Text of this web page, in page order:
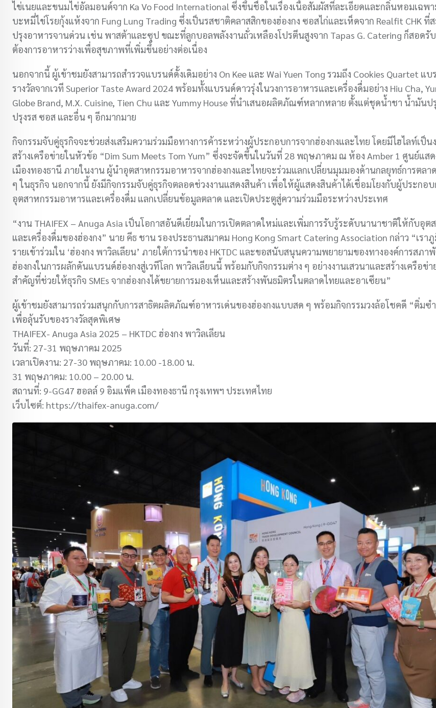
ไข่เนยและขนมไข่อัลมอนด์จาก Ka Vo Food International ซึ่งขึ้นชื่อในเรื่องเนื้อสัมผัสที่ละเอียดและกลิ่นหอมเฉพา
บะหมี่ไข่โรยกุ้งแห้งจาก Fung Lung Trading ซึ่งเป็นรสชาติคลาสสิกของฮ่องกง ซอสไก่และเห็ดจาก Realfit CHK ที่
ปรุงอาหารจานด่วน เช่น พาสต้าและซุป ขณะที่ลูกบอลพลังงานถั่วเหลืองโปรตีนสูงจาก Tapas G. Catering ก็สอดรั
ต้องการอาหารว่างเพื่อสุขภาพที่เพิ่มขึ้นอย่างต่อเนื่อง
นอกจากนี้ ผู้เข้าชมยังสามารถสำรวจแบรนด์ดั้งเดิมอย่าง On Kee และ Wai Yuen Tong รวมถึง Cookies Quartet แ
รางวัลจากเวที Superior Taste Award 2024 พร้อมทั้งแบรนด์ดาวรุ่งในวงการอาหารและเครื่องดื่มอย่าง Hiu Cha,
Globe Brand, M.X. Cuisine, Tien Chu และ Yummy House ที่นำเสนอผลิตภัณฑ์หลากหลาย ตั้งแต่ชุดน้ำชา น้ำมันป
ปรุงรส ซอส และอื่น ๆ อีกมากมาย
กิจกรรมจับคู่ธุรกิจจะช่วยส่งเสริมความร่วมมือทางการค้าระหว่างผู้ประกอบการจากฮ่องกงและไทย โดยมีไฮไลท์เป็น
สร้างเครือข่ายในหัวข้อ “Dim Sum Meets Tom Yum” ซึ่งจะจัดขึ้นในวันที่ 28 พฤษภาคม ณ ห้อง Amber 1 ศูนย์แ
เมืองทองธานี ภายในงาน ผู้นำอุตสาหกรรมอาหารจากฮ่องกงและไทยจะร่วมแลกเปลี่ยนมุมมองด้านกลยุทธ์การตลา
ๆ ในธุรกิจ นอกจากนี้ ยังมีกิจกรรมจับคู่ธุรกิจตลอดช่วงงานแสดงสินค้า เพื่อให้ผู้แสดงสินค้าได้เชื่อมโยงกับผู้ประกอบ
อุตสาหกรรมอาหารและเครื่องดื่ม แลกเปลี่ยนข้อมูลตลาด และเปิดประตูสู่ความร่วมมือระหว่างประเทศ
“งาน THAIFEX – Anuga Asia เป็นโอกาสอันดีเยี่ยมในการเปิดตลาดใหม่และเพิ่มการรับรู้ระดับนานาชาติให้กับอุต
และเครื่องดื่มของฮ่องกง” นาย คีธ ชาน รองประธานสมาคม Hong Kong Smart Catering Association กล่าว “เรา
รายเข้าร่วมใน ‘ฮ่องกง พาวิลเลียน’ ภายใต้การนำของ HKTDC และขอสนับสนุนความพยายามของทางองค์การสภา
ฮ่องกงในการผลักดันแบรนด์ฮ่องกงสู่เวทีโลก พาวิลเลียนนี้ พร้อมกับกิจกรรมต่าง ๆ อย่างงานเสวนาและสร้างเครือข่า
สำคัญที่ช่วยให้ธุรกิจ SMEs จากฮ่องกงได้ขยายการมองเห็นและสร้างพันธมิตรในตลาดไทยและอาเซียน”
ผู้เข้าชมยังสามารถร่วมสนุกกับการสาธิตผลิตภัณฑ์อาหารเด่นของฮ่องกงแบบสด ๆ พร้อมกิจกรรมวงล้อโชคดี “ติ่มซำ
เพื่อลุ้นรับของรางวัลสุดพิเศษ
THAIFEX- Anuga Asia 2025 – HKTDC ฮ่องกง พาวิลเลียน
วันที่: 27-31 พฤษภาคม 2025
เวลาเปิดงาน: 27-30 พฤษภาคม: 10.00 -18.00 น.
31 พฤษภาคม: 10.00 – 20.00 น.
สถานที่: 9-GG47 ฮอลล์ 9 อิมแพ็ค เมืองทองธานี กรุงเทพฯ ประเทศไทย
เว็บไซต์: https://thaifex-anuga.com/